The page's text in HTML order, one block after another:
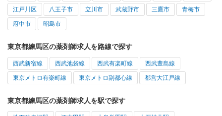
江戸川区 八王子市 立川市 武蔵野市 三鷹市 青梅市
府中市 昭島市
東京都練馬区の薬剤師求人を路線で探す
西武新宿線 西武池袋線 西武有楽町線 西武豊島線
東京メトロ有楽町線 東京メトロ副都心線 都営大江戸線
東京都練馬区の薬剤師求人を駅で探す